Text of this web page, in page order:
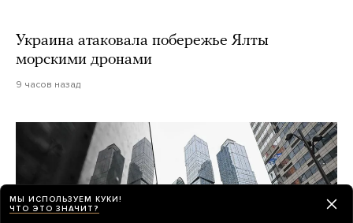
Украина атаковала побережье Ялты
морскими дронами
9 часов назад
МЫ ИСПОЛЬЗУЕМ КУКИ!
ЧТО ЭТО ЗНАЧИТ?